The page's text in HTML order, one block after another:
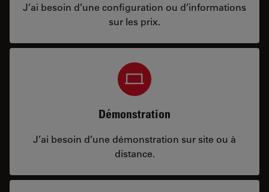
J’ai besoin d’une configuration ou d’informations
sur les prix.
Démonstration
J’ai besoin d’une démonstration sur site ou à
distance.